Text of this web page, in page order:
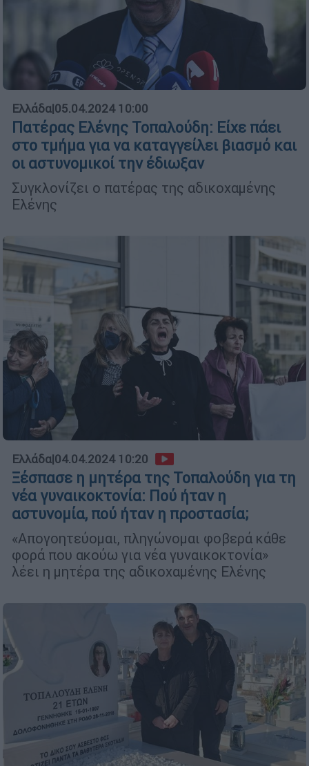
Ελλάδα|05.04.2024 10:00
Πατέρας Ελένης Τοπαλούδη: Είχε πάει
στο τμήμα για να καταγγείλει βιασμό και
οι αστυνομικοί την έδιωξαν
Συγκλονίζει ο πατέρας της αδικοχαμένης
Ελένης
Ελλάδα|04.04.2024 10:20
Ξέσπασε η μητέρα της Τοπαλούδη για τη
νέα γυναικοκτονία: Πού ήταν η
αστυνομία, πού ήταν η προστασία;
«Απογοητεύομαι, πληγώνομαι φοβερά κάθε
φορά που ακούω για νέα γυναικοκτονία»
λέει η μητέρα της αδικοχαμένης Ελένης